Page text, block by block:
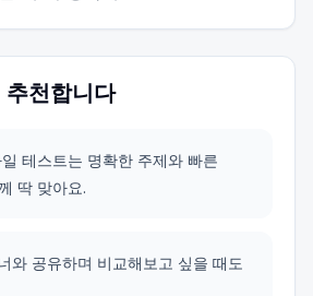
추천합니다
테스트는 명확한 주제와 빠른
딱 맞아요.
와 공유하며 비교해보고 싶을 때도